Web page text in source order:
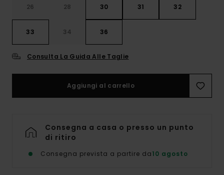
26 28 30 31 32
33 34 36
Consulta La Guida Alle Taglie
Aggiungi al carrello
Consegna a casa o presso un punto
di ritiro
Consegna prevista a partire da10 agosto